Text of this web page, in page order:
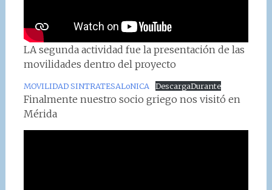
LA segunda actividad fue la presentación de las
movilidades dentro del proyecto
MOVILIDAD SINTRATESALoNICA DescargaDurante
Finalmente nuestro socio griego nos visitó en
Mérida